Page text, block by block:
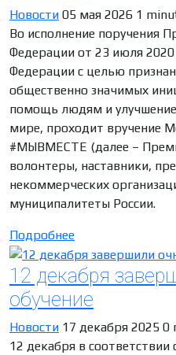
Новости 05 мая 2026 1
Во исполнение поручения
Федерации от 23 июля
Федерации с целью
общественно значимых
помощь людям и улучшение
мире, проходит вручение
#МЫВМЕСТЕ (далее –
волонтеры, наставники,
некоммерческих
муниципалитеты России.
Подробнее
12 декабря
обучение
Новости 17 декабря 2025 0
12 декабря в